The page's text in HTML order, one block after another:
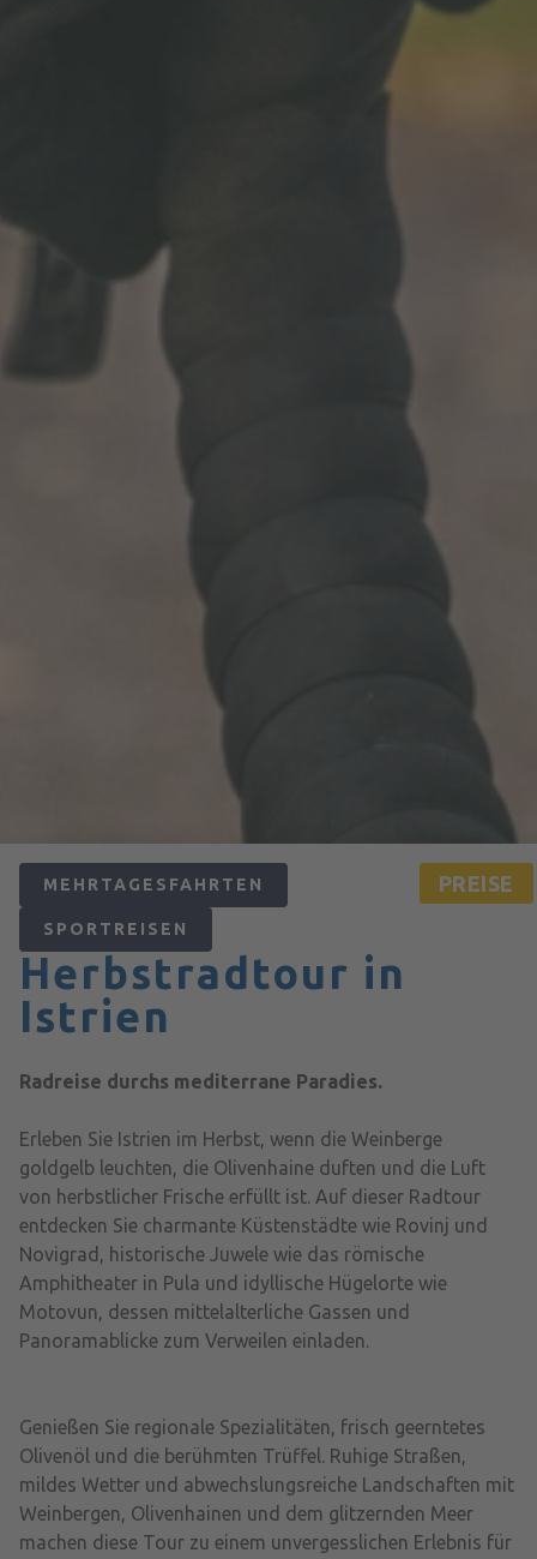
MEHRTAGESFAHRTEN
SPORTREISEN
PREISE
Herbstradtour in
Istrien
Radreise durchs mediterrane Paradies.
Erleben Sie Istrien im Herbst, wenn die Weinberge
goldgelb leuchten, die Olivenhaine duften und die Luft
von herbstlicher Frische erfüllt ist. Auf dieser Radtour
entdecken Sie charmante Küstenstädte wie Rovinj und
Novigrad, historische Juwele wie das römische
Amphitheater in Pula und idyllische Hügelorte wie
Motovun, dessen mittelalterliche Gassen und
Panoramablicke zum Verweilen einladen.
Genießen Sie regionale Spezialitäten, frisch geerntetes
Olivenöl und die berühmten Trüffel. Ruhige Straßen,
mildes Wetter und abwechslungsreiche Landschaften mit
Weinbergen, Olivenhainen und dem glitzernden Meer
machen diese Tour zu einem unvergesslichen Erlebnis für